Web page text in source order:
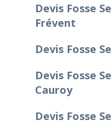
Devis Fosse
Frévent
Devis Fosse
Devis Fosse
Cauroy
Devis Fosse